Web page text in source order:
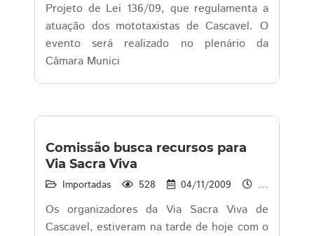
Projeto de Lei 136/09, que regulamenta a
atuação dos mototaxistas de Cascavel. O
evento será realizado no plenário da
Câmara Munici
Comissão busca recursos para
Via Sacra Viva
Importadas 528 04/11/2009 16:57
Os organizadores da Via Sacra Viva de
Cascavel, estiveram na tarde de hoje com o